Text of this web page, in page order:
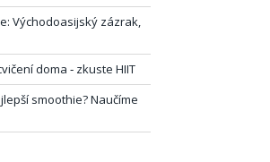
Východoasijský zázrak,
doma ‑ zkuste HIIT
smoothie? Naučíme